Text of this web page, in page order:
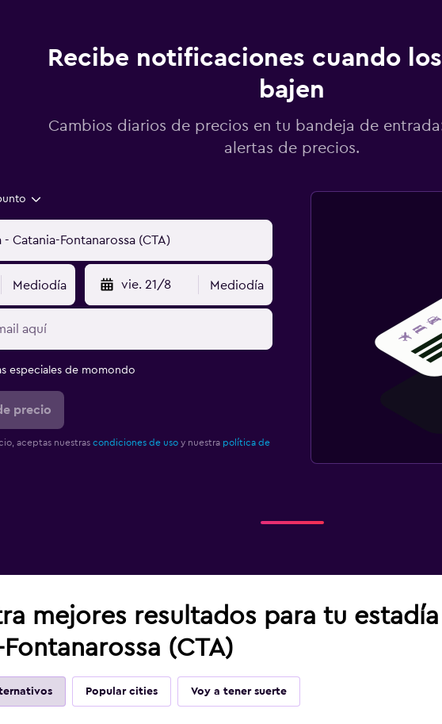
Recibe notificaciones cuando
bajen
Cambios diarios de precios en tu bandeja de
alertas de precios.
Mediodía vie. 21/8 Mediodía
especiales de momondo
precio
aceptas nuestras condiciones de usoy nuestra política de
mejores resultados para tu
(CTA)
Popular cities Voy a tener suerte